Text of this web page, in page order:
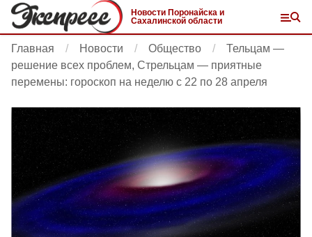
Новости Поронайска и
Сахалинской области
Главная Новости Общество
Тельцам —
решение всех проблем, Стрельцам — приятные
перемены: гороскоп на неделю с 22 по 28 апреля